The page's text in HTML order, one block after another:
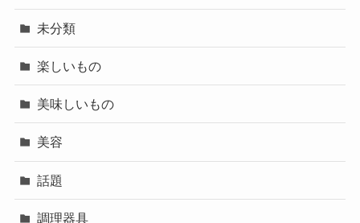
未分類
楽しいもの
美味しいもの
美容
話題
調理器具